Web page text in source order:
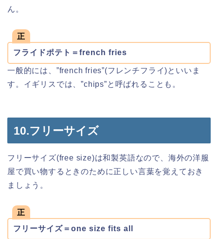
ん。
正
フライドポテト＝french fries
一般的には、”french fries”(フレンチフライ)といいま
す。イギリスでは、”chips”と呼ばれることも。
10.フリーサイズ
フリーサイズ(free size)は和製英語なので、海外の洋服
屋で買い物するときのために正しい言葉を覚えておき
ましょう。
正
フリーサイズ＝one size fits all